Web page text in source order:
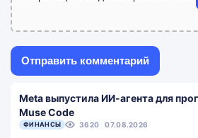
Meta выпустила ИИ-агента для
Muse Code
ФИНАНСЫ 3620 07.08.2026